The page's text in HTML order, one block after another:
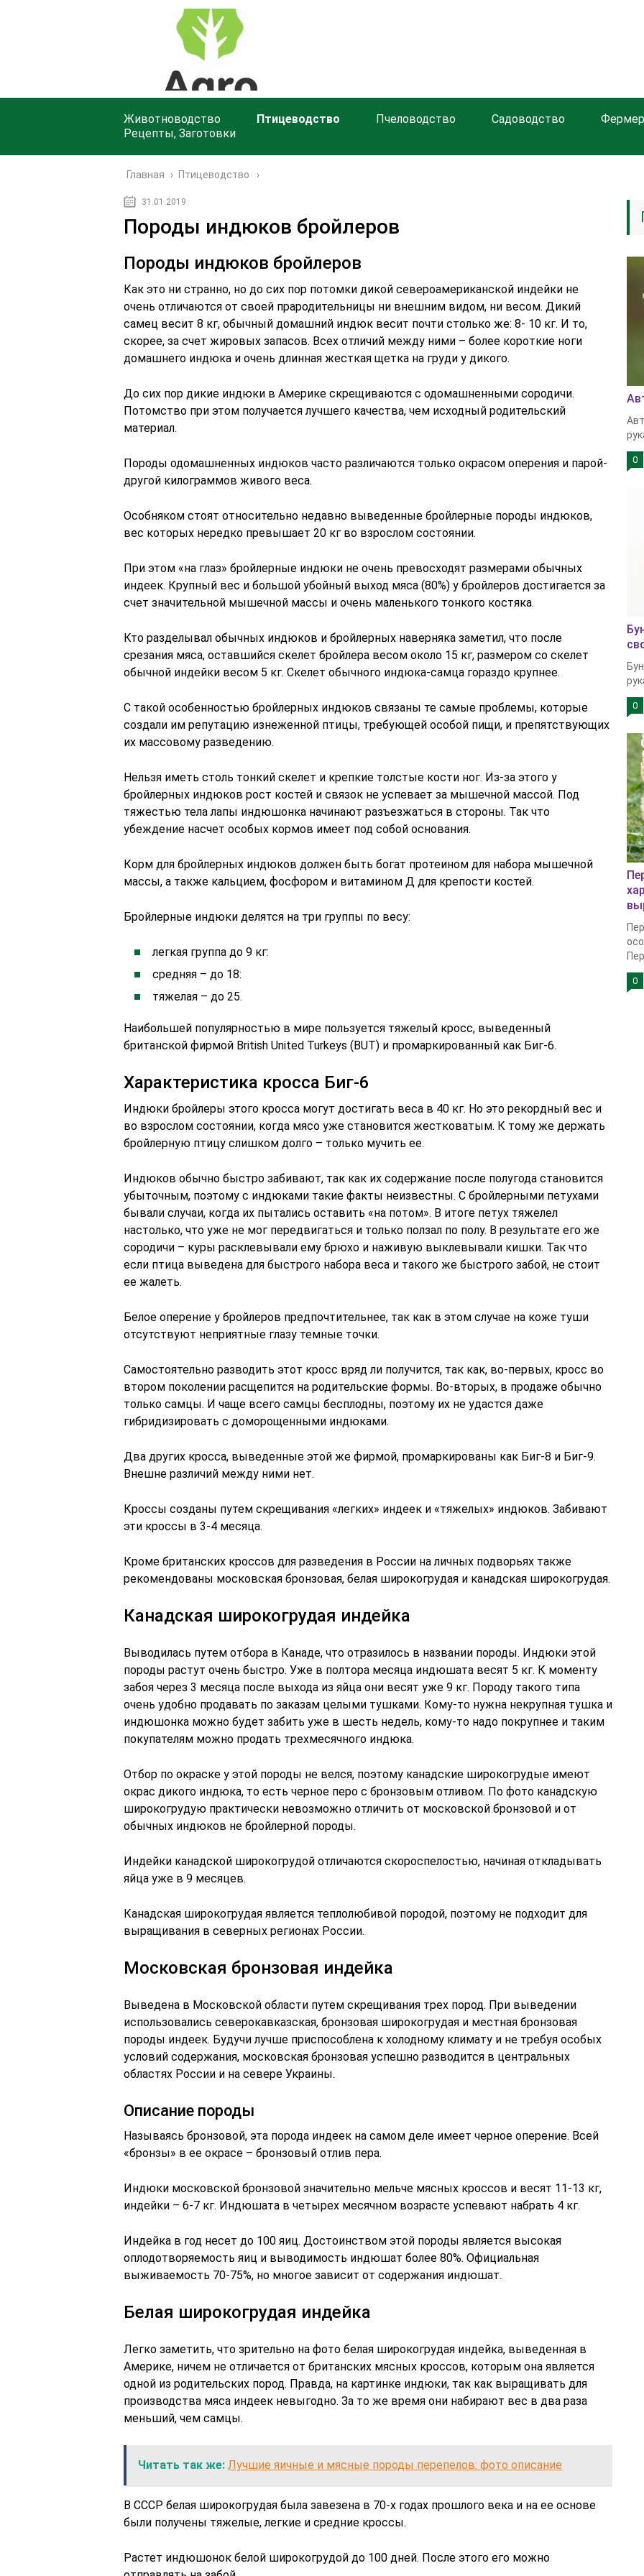
Животноводство Птицеводство Пчеловодство Садоводство
Рецепты, Заготовки
Главная › Птицеводство
31.01.2019
Породы индюков бройлеров
Породы индюков бройлеров
Как это ни странно, но до сих пор потомки дикой североамериканской индейки не
очень отличаются от своей прародительницы ни внешним видом, ни весом. Дикий
самец весит 8 кг, обычный домашний индюк весит почти столько же: 8- 10 кг. И то,
скорее, за счет жировых запасов. Всех отличий между ними – более короткие ноги
домашнего индюка и очень длинная жесткая щетка на груди у дикого.
До сих пор дикие индюки в Америке скрещиваются с одомашненными сородичи.
Потомство при этом получается лучшего качества, чем исходный родительский
материал.
Породы одомашненных индюков часто различаются только окрасом оперения и парой-
другой килограммов живого веса.
Особняком стоят относительно недавно выведенные бройлерные породы индюков,
вес которых нередко превышает 20 кг во взрослом состоянии.
При этом «на глаз» бройлерные индюки не очень превосходят размерами обычных
индеек. Крупный вес и большой убойный выход мяса (80%) у бройлеров достигается за
счет значительной мышечной массы и очень маленького тонкого костяка.
Кто разделывал обычных индюков и бройлерных наверняка заметил, что после
срезания мяса, оставшийся скелет бройлера весом около 15 кг, размером со скелет
обычной индейки весом 5 кг. Скелет обычного индюка-самца гораздо крупнее.
С такой особенностью бройлерных индюков связаны те самые проблемы, которые
создали им репутацию изнеженной птицы, требующей особой пищи, и препятствующих
их массовому разведению.
Нельзя иметь столь тонкий скелет и крепкие толстые кости ног. Из-за этого у
бройлерных индюков рост костей и связок не успевает за мышечной массой. Под
тяжестью тела лапы индюшонка начинают разъезжаться в стороны. Так что
убеждение насчет особых кормов имеет под собой основания.
Корм для бройлерных индюков должен быть богат протеином для набора мышечной
массы, а также кальцием, фосфором и витамином Д для крепости костей.
Бройлерные индюки делятся на три группы по весу:
легкая группа до 9 кг:
средняя – до 18:
тяжелая – до 25.
Наибольшей популярностью в мире пользуется тяжелый кросс, выведенный
британской фирмой British United Turkeys (BUT) и промаркированный как Биг-6.
Характеристика кросса Биг-6
Индюки бройлеры этого кросса могут достигать веса в 40 кг. Но это рекордный вес и
во взрослом состоянии, когда мясо уже становится жестковатым. К тому же держать
бройлерную птицу слишком долго – только мучить ее.
Индюков обычно быстро забивают, так как их содержание после полугода становится
убыточным, поэтому с индюками такие факты неизвестны. С бройлерными петухами
бывали случаи, когда их пытались оставить «на потом». В итоге петух тяжелел
настолько, что уже не мог передвигаться и только ползал по полу. В результате его же
сородичи – куры расклевывали ему брюхо и наживую выклевывали кишки. Так что
если птица выведена для быстрого набора веса и такого же быстрого забой, не стоит
ее жалеть.
Белое оперение у бройлеров предпочтительнее, так как в этом случае на коже туши
отсутствуют неприятные глазу темные точки.
Самостоятельно разводить этот кросс вряд ли получится, так как, во-первых, кросс во
втором поколении расщепится на родительские формы. Во-вторых, в продаже обычно
только самцы. И чаще всего самцы бесплодны, поэтому их не удастся даже
гибридизировать с доморощенными индюками.
Два других кросса, выведенные этой же фирмой, промаркированы как Биг-8 и Биг-9.
Внешне различий между ними нет.
Кроссы созданы путем скрещивания «легких» индеек и «тяжелых» индюков. Забивают
эти кроссы в 3-4 месяца.
Кроме британских кроссов для разведения в России на личных подворьях также
рекомендованы московская бронзовая, белая широкогрудая и канадская широкогрудая.
Канадская широкогрудая индейка
Выводилась путем отбора в Канаде, что отразилось в названии породы. Индюки этой
породы растут очень быстро. Уже в полтора месяца индюшата весят 5 кг. К моменту
забоя через 3 месяца после выхода из яйца они весят уже 9 кг. Породу такого типа
очень удобно продавать по заказам целыми тушками. Кому-то нужна некрупная тушка и
индюшонка можно будет забить уже в шесть недель, кому-то надо покрупнее и таким
покупателям можно продать трехмесячного индюка.
Отбор по окраске у этой породы не велся, поэтому канадские широкогрудые имеют
окрас дикого индюка, то есть черное перо с бронзовым отливом. По фото канадскую
широкогрудую практически невозможно отличить от московской бронзовой и от
обычных индюков не бройлерной породы.
Индейки канадской широкогрудой отличаются скороспелостью, начиная откладывать
яйца уже в 9 месяцев.
Канадская широкогрудая является теплолюбивой породой, поэтому не подходит для
выращивания в северных регионах России.
Московская бронзовая индейка
Выведена в Московской области путем скрещивания трех пород. При выведении
использовались северокавказская, бронзовая широкогрудая и местная бронзовая
породы индеек. Будучи лучше приспособлена к холодному климату и не требуя особых
условий содержания, московская бронзовая успешно разводится в центральных
областях России и на севере Украины.
Описание породы
Называясь бронзовой, эта порода индеек на самом деле имеет черное оперение. Всей
«бронзы» в ее окрасе – бронзовый отлив пера.
Индюки московской бронзовой значительно мельче мясных кроссов и весят 11-13 кг,
индейки – 6-7 кг. Индюшата в четырех месячном возрасте успевают набрать 4 кг.
Индейка в год несет до 100 яиц. Достоинством этой породы является высокая
оплодотворяемость яиц и выводимость индюшат более 80%. Официальная
выживаемость 70-75%, но многое зависит от содержания индюшат.
Белая широкогрудая индейка
Легко заметить, что зрительно на фото белая широкогрудая индейка, выведенная в
Америке, ничем не отличается от британских мясных кроссов, которым она является
одной из родительских пород. Правда, на картинке индюки, так как выращивать для
производства мяса индеек невыгодно. За то же время они набирают вес в два раза
меньший, чем самцы.
Читать так же: Лучшие яичные и мясные породы перепелов: фото описание
В СССР белая широкогрудая была завезена в 70-х годах прошлого века и на ее основе
были получены тяжелые, легкие и средние кроссы.
Растет индюшонок белой широкогрудой до 100 дней. После этого его можно
0
0
0